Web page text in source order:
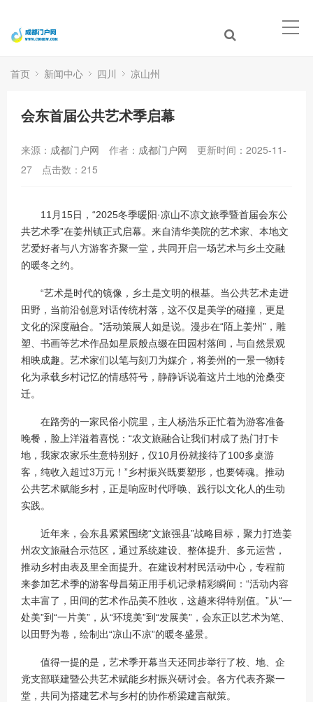
首页 新闻中心 四川 凉山州
会东首届公共艺术季启幕
来源： 成都门户网 作者： 成都门户网
更新时间：2025-11-
27
点击数： 215
11月15日，“2025冬季暖阳·凉山不凉文旅季暨首届会东公
共艺术季”在姜州镇正式启幕。来自清华美院的艺术家、本地文
艺爱好者与八方游客齐聚一堂，共同开启一场艺术与乡土交融
的暖冬之约。
“艺术是时代的镜像，乡土是文明的根基。当公共艺术走进
田野，当前沿创意对话传统村落，这不仅是美学的碰撞，更是
文化的深度融合。”活动策展人如是说。漫步在“陌上姜州”，雕
塑、书画等艺术作品如星辰般点缀在田园村落间，与自然景观
相映成趣。艺术家们以笔与刻刀为媒介，将姜州的一景一物转
化为承载乡村记忆的情感符号，静静诉说着这片土地的沧桑变
迁。
在路旁的一家民俗小院里，主人杨浩乐正忙着为游客准备
晚餐，脸上洋溢着喜悦：“农文旅融合让我们村成了热门打卡
地，我家农家乐生意特别好，仅10月份就接待了100多桌游
客，纯收入超过3万元！”乡村振兴既要塑形，也要铸魂。推动
公共艺术赋能乡村，正是响应时代呼唤、践行以文化人的生动
实践。
近年来，会东县紧紧围绕“文旅强县”战略目标，聚力打造姜
州农文旅融合示范区，通过系统建设、整体提升、多元运营，
推动乡村由表及里全面提升。在建设村村民活动中心，专程前
来参加艺术季的游客母昌菊正用手机记录精彩瞬间：“活动内容
太丰富了，田间的艺术作品美不胜收，这趟来得特别值。”从“一
处美”到“一片美”，从“环境美”到“发展美”，会东正以艺术为笔、
以田野为卷，绘制出“凉山不凉”的暖冬盛景。
值得一提的是，艺术季开幕当天还同步举行了校、地、企
党支部联建暨公共艺术赋能乡村振兴研讨会。各方代表齐聚一
堂，共同为搭建艺术与乡村的协作桥梁建言献策。